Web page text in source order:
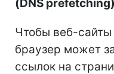
(DNS prefetching)
Чтобы веб-
браузер может
ссылок на